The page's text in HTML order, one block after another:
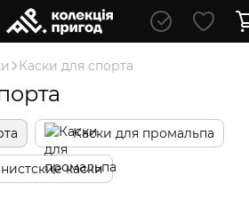
Каски для спорта
Каски для промальпа
каски